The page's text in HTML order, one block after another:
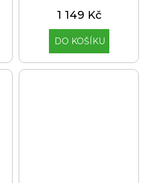
1 149 Kč
DO KOŠÍKU